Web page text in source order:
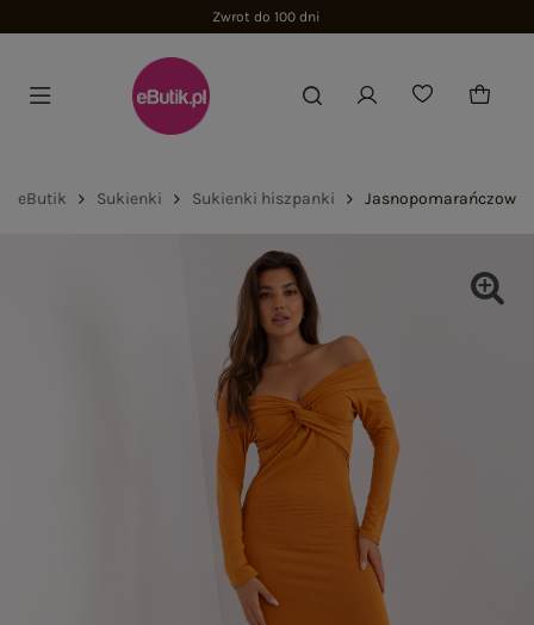
Zwrot do 100 dni
eButik Sukienki Sukienki hiszpanki Jasnopomarańczowa